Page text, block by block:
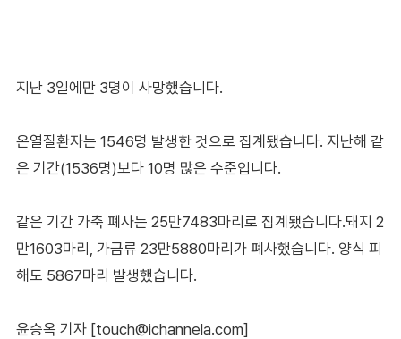
지난 3일에만 3명이 사망했습니다.
온열질환자는 1546명 발생한 것으로 집계됐습니다. 지난해 같
은 기간(1536명)보다 10명 많은 수준입니다.
같은 기간 가축 폐사는 25만7483마리로 집계됐습니다.돼지 2
만1603마리, 가금류 23만5880마리가 폐사했습니다. 양식 피
해도 5867마리 발생했습니다.
윤승옥 기자 [touch@ichannela.com]